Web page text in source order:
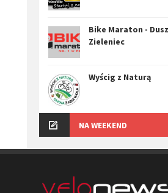
Bike Maraton -
Zieleniec
Wyścig z Naturą
NA WEEKEND